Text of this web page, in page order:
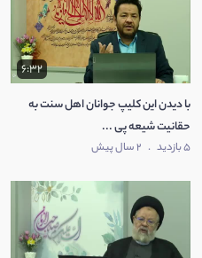
6:32
با دیدن این کلیپ جوانان اهل سنت به
حقانیت شیعه پی ...
5 بازدید . 2 سال پیش